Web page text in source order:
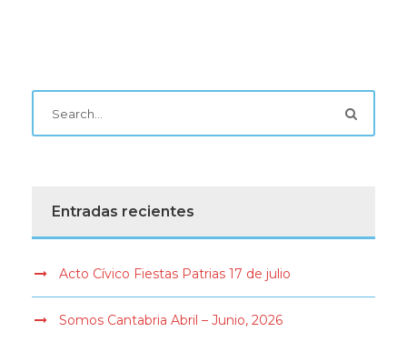
Entradas recientes
Acto Cívico Fiestas Patrias 17 de julio
Somos Cantabria Abril – Junio, 2026